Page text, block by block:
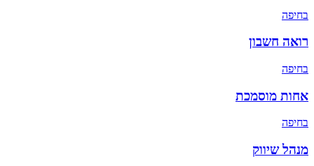
בחיפה
רואה חשבון
בחיפה
אחות מוסמכת
בחיפה
מנהל שיווק